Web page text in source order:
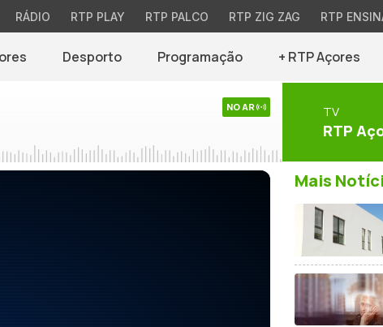
RÁDIO RTP PLAY RTP PALCO RTP ZIG ZAG RTP
Desporto Programação + RTP Açores
NO AR TV
RTP
Mais